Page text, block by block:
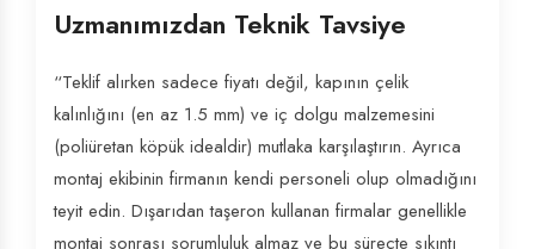
Uzmanımızdan Teknik Tavsiye
“Teklif alırken sadece fiyatı değil, kapının çelik
kalınlığını (en az 1.5 mm) ve iç dolgu malzemesini
(poliüretan köpük idealdir) mutlaka karşılaştırın. Ayrıca
montaj ekibinin firmanın kendi personeli olup olmadığını
teyit edin. Dışarıdan taşeron kullanan firmalar genellikle
montaj sonrası sorumluluk almaz ve bu süreçte sıkıntı